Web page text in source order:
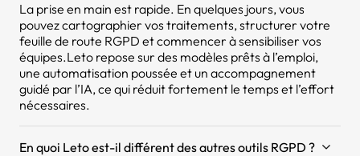
La prise en main est rapide. En quelques jours, vous
pouvez cartographier vos traitements, structurer votre
feuille de route RGPD et commencer à sensibiliser vos
équipes.Leto repose sur des modèles prêts à l’emploi,
une automatisation poussée et un accompagnement
guidé par l’IA, ce qui réduit fortement le temps et l’effort
nécessaires.
En quoi Leto est-il différent des autres outils RGPD ?